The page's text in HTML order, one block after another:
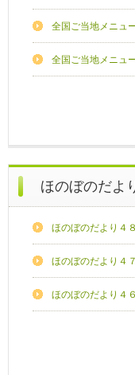
全国ご当地メニュ
全国ご当地メニュ
ほのぼのだよ
ほのぼのだより４
ほのぼのだより４
ほのぼのだより４